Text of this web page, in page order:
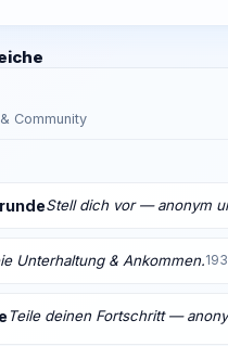
Community
Stell dich vor — anonym
Unterhaltung & Ankommen.
Teile deinen Fortschritt —